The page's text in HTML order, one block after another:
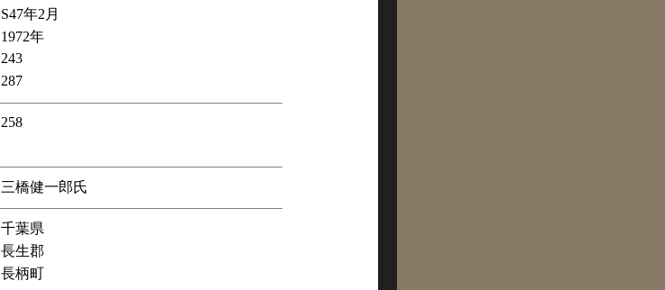
S47年2月
1972年
243
287
258
三橋健一郎氏
千葉県
長生郡
長柄町